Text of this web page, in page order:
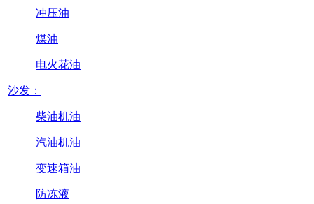
冲压油
煤油
电火花油
沙发：
柴油机油
汽油机油
变速箱油
防冻液